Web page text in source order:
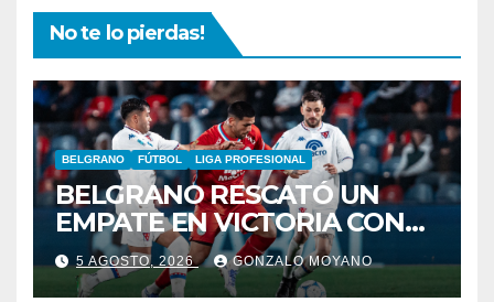
No te lo pierdas!
BELGRANO FÚTBOL LIGA PROFESIONAL
BELGRANO RESCATÓ UN
EMPATE EN VICTORIA CON
CARDOZO COMO FIGURA
5 AGOSTO, 2026 GONZALO MOYANO